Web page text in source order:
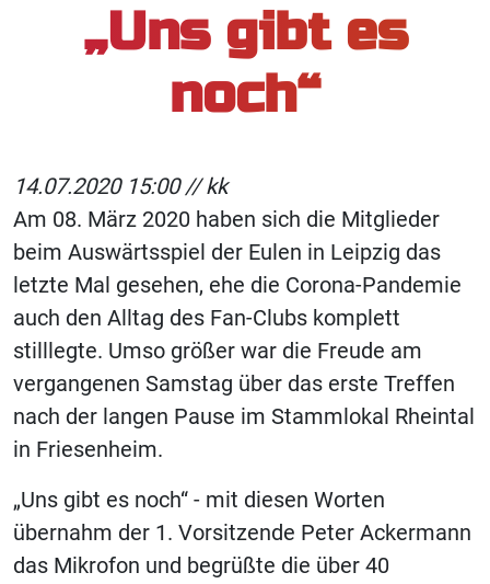
„Uns gibt es
noch“
14.07.2020 15:00 //kk
Am 08. März 2020 haben sich die Mitglieder
beim Auswärtsspiel der Eulen in Leipzig das
letzte Mal gesehen, ehe die Corona-Pandemie
auch den Alltag des Fan-Clubs komplett
stilllegte. Umso größer war die Freude am
vergangenen Samstag über das erste Treffen
nach der langen Pause im Stammlokal Rheintal
in Friesenheim.
„Uns gibt es noch“ - mit diesen Worten
übernahm der 1. Vorsitzende Peter Ackermann
das Mikrofon und begrüßte die über 40